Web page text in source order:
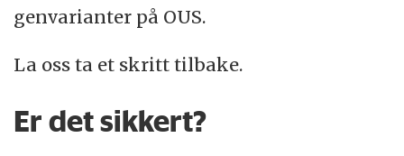
genvarianter på OUS.
La oss ta et skritt tilbake.
Er det sikkert?